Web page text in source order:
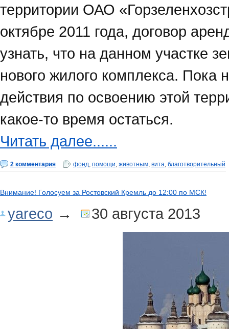
территории ОАО
октябре 2011 года, договор
узнать, что на данном участке
нового жилого комплекса. Пока
действия по освоению этой
какое-то время остаться.
Читать далее......
2 комментария фонд, помощи, животным, вита, благотворительный
Внимание! Голосуем за Ростовский Кремль до 12:00 по МСК!
yareco → 30 августа 2013